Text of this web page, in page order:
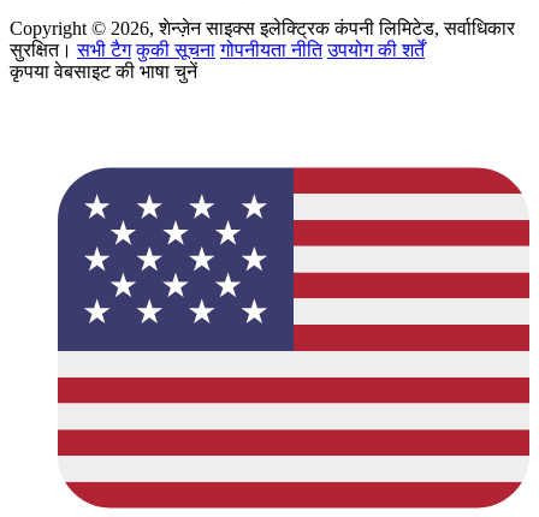
Copyright © 2026, शेन्ज़ेन साइक्स इलेक्ट्रिक कंपनी लिमिटेड, सर्वाधिकार
सुरक्षित।सभी टैग कुकी सूचना गोपनीयता नीति उपयोग की शर्तें
कृपया वेबसाइट की भाषा चुनें